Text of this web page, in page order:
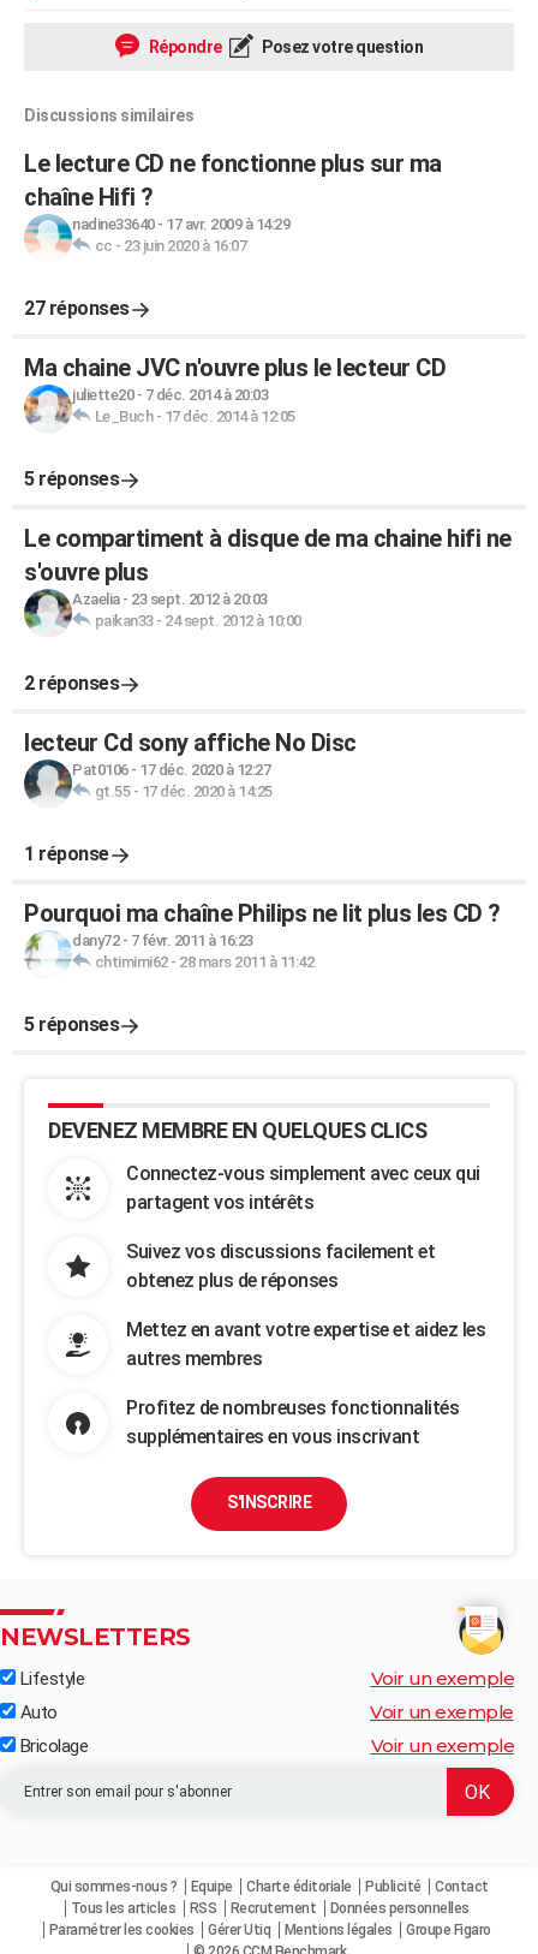
Répondre Posez votre question
Discussions similaires
Le lecture CD ne fonctionne plus sur ma
chaîne Hifi ?
nadine33640- 17 avr. 2009 à 14:29
cc - 23 juin 2020 à 16:07
27 réponses
Ma chaine JVC n'ouvre plus le lecteur CD
juliette20- 7 déc. 2014 à 20:03
Le_Buch- 17 déc. 2014 à 12:05
5 réponses
Le compartiment à disque de ma chaine hifi ne
s'ouvre plus
Azaelia- 23 sept. 2012 à 20:03
paikan33- 24 sept. 2012 à 10:00
2 réponses
lecteur Cd sony affiche No Disc
Pat0106- 17 déc. 2020 à 12:27
gt.55- 17 déc. 2020 à 14:25
1 réponse
Pourquoi ma chaîne Philips ne lit plus les CD ?
dany72- 7 févr. 2011 à 16:23
chtimimi62- 28 mars 2011 à 11:42
5 réponses
DEVENEZ MEMBRE EN QUELQUES CLICS
Connectez-vous simplement avec ceux qui
partagent vos intérêts
Suivez vos discussions facilement et
obtenez plus de réponses
Mettez en avant votre expertise et aidez les
autres membres
Profitez de nombreuses fonctionnalités
supplémentaires en vous inscrivant
S'INSCRIRE
NEWSLETTERS
Lifestyle Voir un exemple
Auto Voir un exemple
Bricolage Voir un exemple
Qui sommes-nous ? Equipe Charte éditoriale Publicité
Contact
Tous les articles
RSS Recrutement
Données personnelles
Paramétrer les cookies
Gérer Utiq Mentions légales
Groupe Figaro